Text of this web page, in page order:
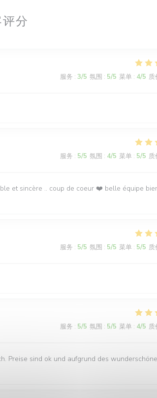
分
服务 : 3/5 氛围 : 5/5 菜单 : 4/5 质
服务 : 5/5 氛围 : 4/5 菜单 : 5/5 质
et sincère .. coup de coeur ❤️ belle équipe
服务 : 5/5 氛围 : 5/5 菜单 : 5/5 质
服务 : 5/5 氛围 : 5/5 菜单 : 4/5 质
Preise sind ok und aufgrund des